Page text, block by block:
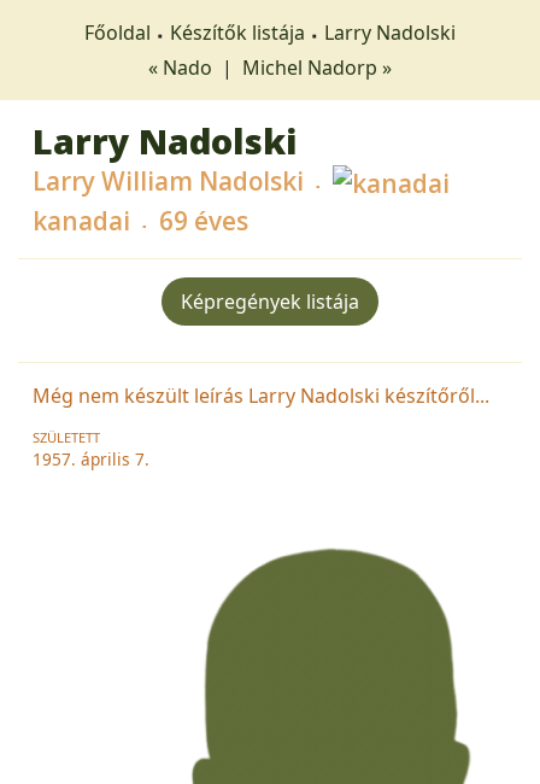
Főoldal Készítők listája
Larry Nadolski
« Nado | Michel Nadorp »
Larry Nadolski
Larry William Nadolski
kanadai
69 éves
Képregények listája
Még nem készült leírás Larry Nadolski készítőről...
SZÜLETETT
1957. április 7.